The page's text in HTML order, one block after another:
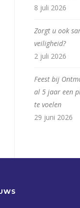
8 juli 2026
Zorgt u ook
veiligheid?
2 juli 2026
Feest bij
al 5 jaar een
te voelen
29 juni 2026